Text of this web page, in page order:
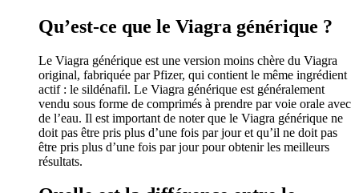
Qu’est-ce que le Viagra générique ?
Le Viagra générique est une version moins chère du Viagra
original, fabriquée par Pfizer, qui contient le même ingrédient
actif : le sildénafil. Le Viagra générique est généralement
vendu sous forme de comprimés à prendre par voie orale avec
de l’eau. Il est important de noter que le Viagra générique ne
doit pas être pris plus d’une fois par jour et qu’il ne doit pas
être pris plus d’une fois par jour pour obtenir les meilleurs
résultats.